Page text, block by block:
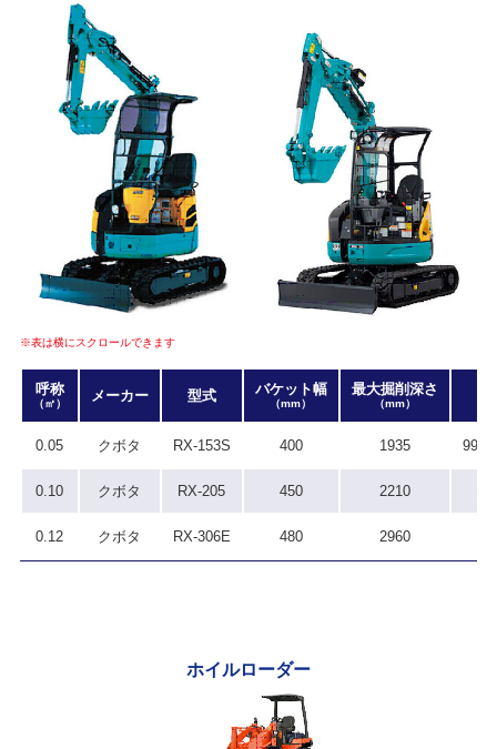
※表は横にスクロールできます
呼称
（㎥） メーカー 型式 バケット幅
（mm）
最大掘削深さ
（mm）
0.05 クボタ RX-153S 400 1935 990/
0.10 クボタ RX-205 450 2210
0.12 クボタ RX-306E 480 2960
ホイルローダー